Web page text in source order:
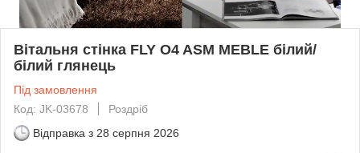
Вітальня стінка FLY O4 ASM MEBLE білий/
білий глянець
Під замовлення
Код: JK-03678
Роздріб
Відправка з 28 серпня 2026